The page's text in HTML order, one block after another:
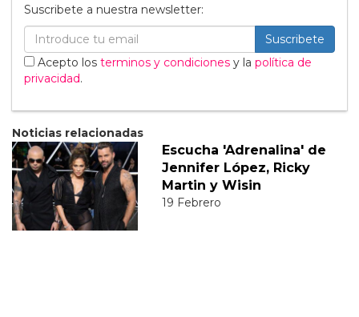
Suscribete a nuestra newsletter:
Suscribete
Acepto los terminos y condiciones y la política de
privacidad.
Noticias relacionadas
Escucha 'Adrenalina' de
Jennifer López, Ricky
Martin y Wisin
19 Febrero